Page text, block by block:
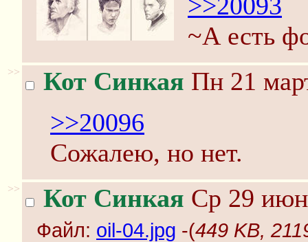
~А есть
>> Кот Синкая Пн 21
>>20096
Сожалею, но нет.
>> Кот Синкая Ср 29
Файл: oil-04.jpg -(449 KB,